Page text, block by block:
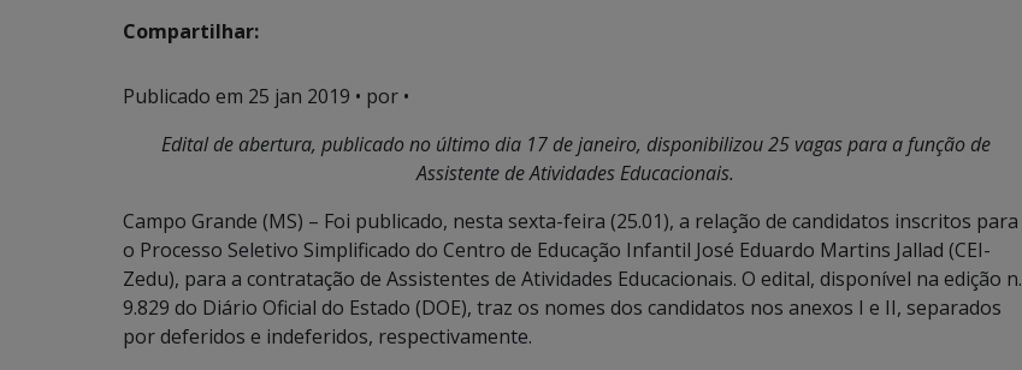
Compartilhar:
Publicado em 25 jan 2019 • por •
Edital de abertura, publicado no último dia 17 de janeiro, disponibilizou 25 vagas para a função de
Assistente de Atividades Educacionais.
Campo Grande (MS) – Foi publicado, nesta sexta-feira (25.01), a relação de candidatos inscritos para
o Processo Seletivo Simplificado do Centro de Educação Infantil José Eduardo Martins Jallad (CEI-
Zedu), para a contratação de Assistentes de Atividades Educacionais. O edital, disponível na edição n.
9.829 do Diário Oficial do Estado (DOE), traz os nomes dos candidatos nos anexos I e II, separados
por deferidos e indeferidos, respectivamente.